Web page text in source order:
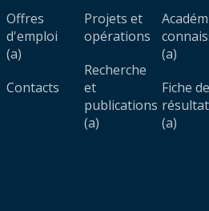
Offres
d'emploi
(a)
Contacts
Projets et
opérations
Recherche
et
publications
(a)
(a)
Fiche de
(a)